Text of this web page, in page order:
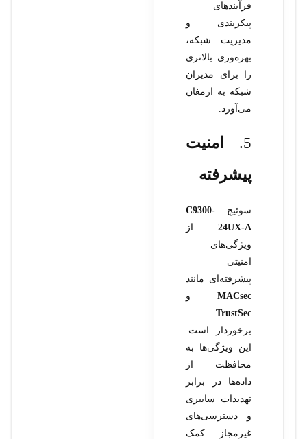
فرآیندهای
پیکربندی و
مدیریت شبکه،
بهره‌وری بالاتری
را برای مدیران
شبکه به ارمغان
می‌آورد.
5.
امنیت
پیشرفته
سوئیچ C9300-
24UX-Aاز
ویژگی‌های
امنیتی
پیشرفته‌ای مانند
MACsecو
TrustSec
برخوردار است.
این ویژگی‌ها به
محافظت از
داده‌ها در برابر
تهدیدات سایبری
و دسترسی‌های
غیرمجاز کمک